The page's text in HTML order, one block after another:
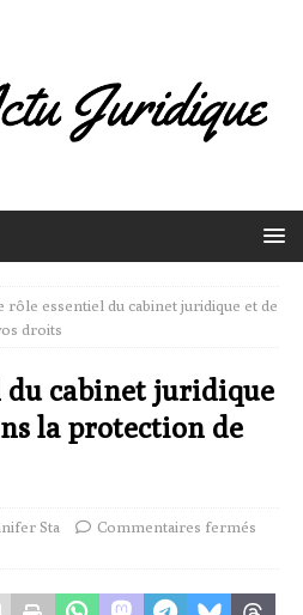
rôle essentiel du cabinet juridique et de
droits
du cabinet juridique
la protection de
Sta Commentaires fermés